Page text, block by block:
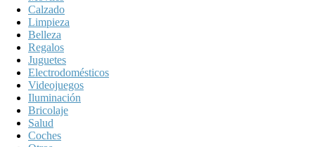
Calzado
Limpieza
Belleza
Regalos
Juguetes
Electrodomésticos
Videojuegos
Iluminación
Bricolaje
Salud
Coches